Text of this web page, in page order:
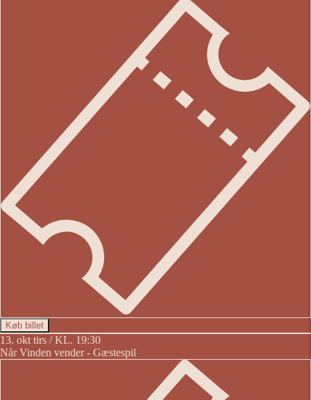
Køb billet
13. okt tirs / KL. 19:30
Når Vinden vender - Gæstespil